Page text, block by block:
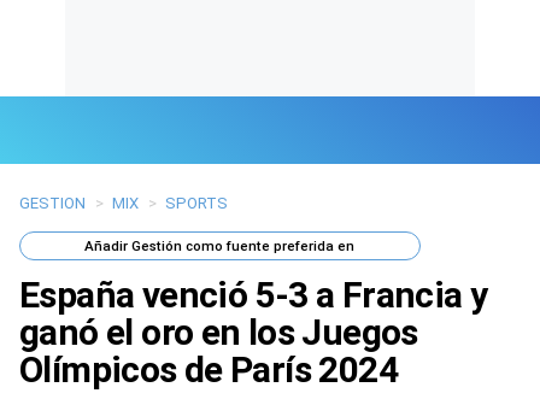
Últimas Noticias
Mi Bolsillo
Respuestas
Gente
GESTION > MIX > SPORTS
AñadirGestión como fuente preferida en
España venció 5-3 a Francia y
ganó el oro en los Juegos
Olímpicos de París 2024